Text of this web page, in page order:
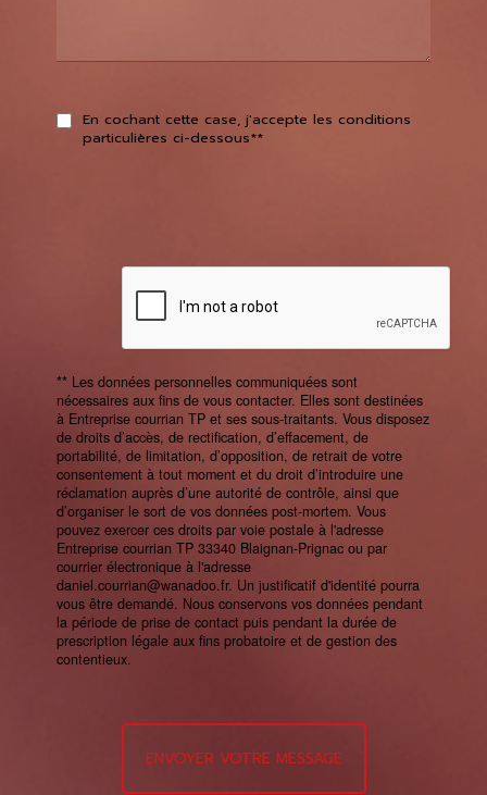
En cochant cette case, j'accepte les conditions
particulières ci-dessous**
** Les données personnelles communiquées sont
nécessaires aux fins de vous contacter. Elles sont destinées
à Entreprise courrian TP et ses sous-traitants. Vous disposez
de droits d’accès, de rectification, d’effacement, de
portabilité, de limitation, d’opposition, de retrait de votre
consentement à tout moment et du droit d’introduire une
réclamation auprès d’une autorité de contrôle, ainsi que
d’organiser le sort de vos données post-mortem. Vous
pouvez exercer ces droits par voie postale à l'adresse
Entreprise courrian TP 33340 Blaignan-Prignac ou par
courrier électronique à l'adresse
daniel.courrian@wanadoo.fr. Un justificatif d'identité pourra
vous être demandé. Nous conservons vos données pendant
la période de prise de contact puis pendant la durée de
prescription légale aux fins probatoire et de gestion des
contentieux.
ENVOYER VOTRE MESSAGE